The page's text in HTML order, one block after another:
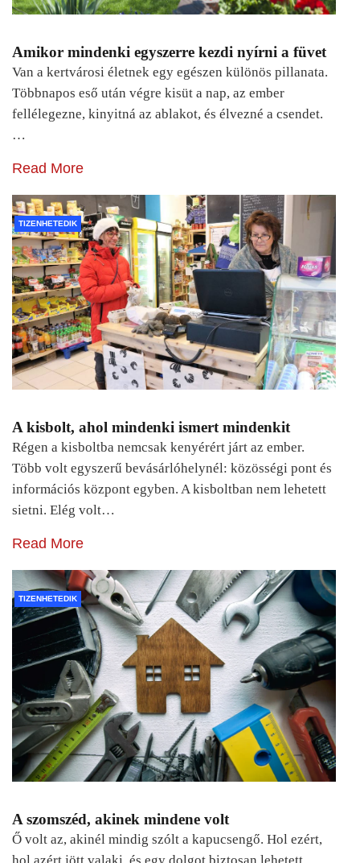
Amikor mindenki egyszerre kezdi nyírni a füvet
Van a kertvárosi életnek egy egészen különös pillanata.
Többnapos eső után végre kisüt a nap, az ember
fellélegezne, kinyitná az ablakot, és élvezné a csendet.
…
Read More
TIZENHETEDIK
A kisbolt, ahol mindenki ismert mindenkit
Régen a kisboltba nemcsak kenyérért járt az ember.
Több volt egyszerű bevásárlóhelynél: közösségi pont és
információs központ egyben. A kisboltban nem lehetett
sietni. Elég volt…
Read More
TIZENHETEDIK
A szomszéd, akinek mindene volt
Ő volt az, akinél mindig szólt a kapucsengő. Hol ezért,
hol azért jött valaki, és egy dolgot biztosan lehetett